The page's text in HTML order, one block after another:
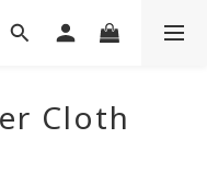
Cloth